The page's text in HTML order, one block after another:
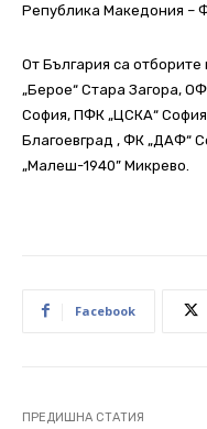
Република Македония –
От България са
„Берое“ Стара Загора,
София, ПФК „ЦСКА“
Благоевград , ФК „ДАФ“
„Малеш-1940” Микрево.
Facebook
ПРЕДИШНА СТАТИЯ